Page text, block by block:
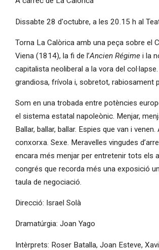
Dissabte 28 d'octubre, a les 20.15 h al
Torna La Calòrica amb una peça sobre el
Viena (1814), la fi de l’Ancien Régime i la
capitalista neoliberal a la vora del
grandiosa, frívola i, sobretot, rabiosament
Som en una trobada entre potències
el sistema estatal napoleònic. Menjar,
Ballar, ballar, ballar. Espies que van i venen.
conxorxa. Sexe. Meravelles vingudes
encara més menjar per entretenir tots els
congrés que recorda més una exposició
taula de negociació.
Direcció: Israel Solà
Dramatúrgia: Joan Yago
Intèrprets: Roser Batalla, Joan Esteve,